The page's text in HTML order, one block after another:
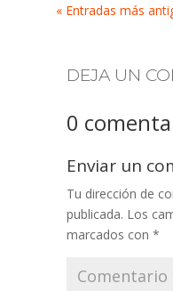
« Entradas más
DEJA UN
0
Enviar un
Tu dirección de
publicada. Los
marcados con *